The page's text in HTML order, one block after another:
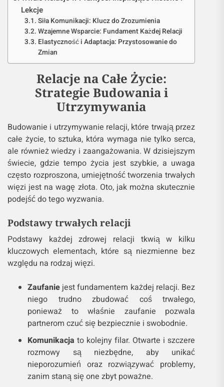
Lekcje
Siła Komunikacji: Klucz do Zrozumienia
Wzajemne Wsparcie: Fundament Każdej Relacji
Elastyczność i Adaptacja: Przystosowanie do
Zmian
Relacje na Całe Życie:
Strategie Budowania i
Utrzymywania
Budowanie i utrzymywanie relacji, które trwają przez
całe życie, to sztuka, która wymaga nie tylko serca,
ale również wiedzy i zaangażowania. W dzisiejszym
świecie, gdzie tempo życia jest szybkie, a uwaga
często rozproszona, umiejętność tworzenia trwałych
więzi jest na wagę złota. Oto, jak można skutecznie
podejść do tego wyzwania.
Podstawy trwałych relacji
Podstawy każdej zdrowej relacji tkwią w kilku
kluczowych elementach, które są niezmienne bez
względu na rodzaj więzi.
Zaufanie jest fundamentem każdej relacji. Bez
niego trudno zbudować coś trwałego,
ponieważ to właśnie zaufanie pozwala
partnerom czuć się bezpiecznie i swobodnie.
Komunikacja to kolejny filar. Otwarte i szczere
rozmowy są niezbędne, aby unikać
nieporozumień oraz rozwiązywać problemy,
zanim staną się one zbyt poważne.